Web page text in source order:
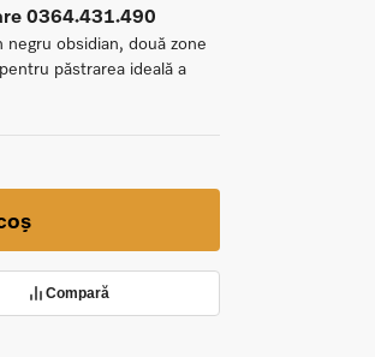
0364.431.490
obsidian, două zone
păstrarea ideală a
Compară